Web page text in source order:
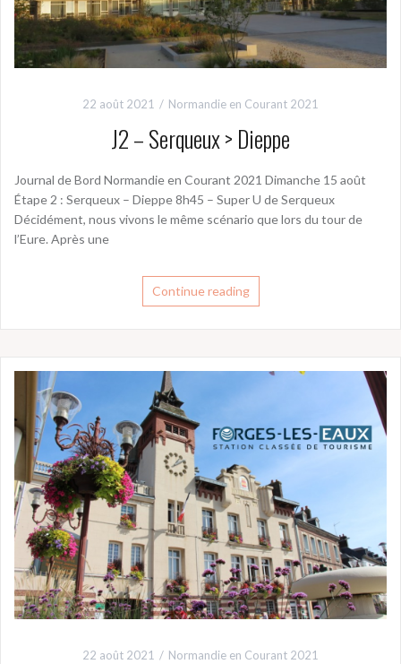
22 août 2021 Normandie en Courant 2021
J2 – Serqueux > Dieppe
Journal de Bord Normandie en Courant 2021 Dimanche 15 août
Étape 2 : Serqueux – Dieppe 8h45 – Super U de Serqueux
Décidément, nous vivons le même scénario que lors du tour de
l’Eure. Après une
Continue reading
22 août 2021 Normandie en Courant 2021